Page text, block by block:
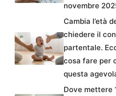
novembre
Cambia l’età
chiedere il
partentale.
cosa fare per
questa
Dove mettere